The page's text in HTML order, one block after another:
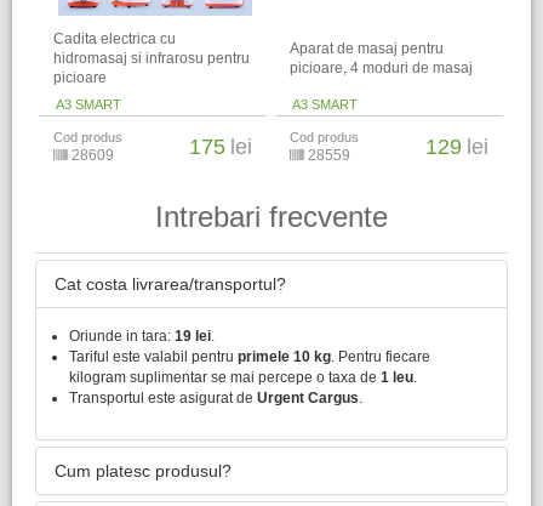
Cadita electrica cu
hidromasaj si infrarosu pentru
picioare
A3 SMART
Cod produs
28609 175 lei
Aparat de masaj pentru
picioare, 4 moduri de masaj
A3 SMART
Cod produs
28559 129 lei
Intrebari frecvente
Cat costa livrarea/transportul?
Oriunde in tara: 19 lei
Tariful este valabil pentru primele 10 kg . Pentru fiecare
kilogram suplimentar se mai percepe o taxa de 1 leu
Transportul este asigurat de Urgent Cargus
Cum platesc produsul?